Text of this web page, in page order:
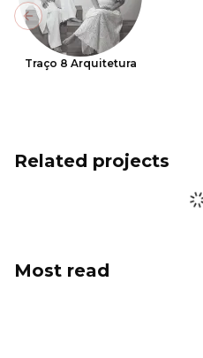
Traço 8 Arquitetura
Previous slide
Related projects
Most read